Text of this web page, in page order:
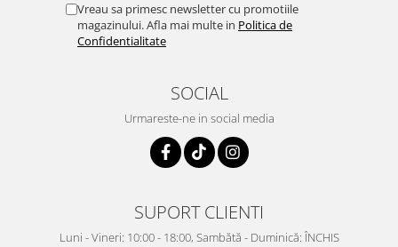
Vreau sa primesc newsletter cu promotiile
magazinului. Afla mai multe in Politica de
Confidentialitate
SOCIAL
Urmareste-ne in social media
SUPORT CLIENTI
Luni - Vineri: 10:00 - 18:00, Sambătă - Duminică: ÎNCHIS